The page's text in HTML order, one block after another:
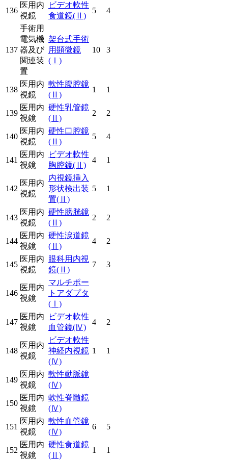
136
医用内
視鏡
ビデオ軟性
食道鏡(Ⅱ)
5 4
137
手術用
電気機
器及び
関連装
置
架台式手術
用顕微鏡
(Ⅰ)
10 3
138
医用内
視鏡
軟性腹腔鏡
(Ⅱ)
1 1
139
医用内
視鏡
硬性乳管鏡
(Ⅱ)
2 2
140
医用内
視鏡
硬性口腔鏡
(Ⅱ)
5 4
141
医用内
視鏡
ビデオ軟性
胸腔鏡(Ⅱ)
4 1
142
医用内
視鏡
内視鏡挿入
形状検出装
置(Ⅱ)
5 1
143
医用内
視鏡
硬性膀胱鏡
(Ⅱ)
2 2
144
医用内
視鏡
硬性涙道鏡
(Ⅱ)
4 2
145
医用内
視鏡
眼科用内視
鏡(Ⅱ)
7 3
146
医用内
視鏡
マルチポー
トアダプタ
(Ⅰ)
147
医用内
視鏡
ビデオ軟性
血管鏡(Ⅳ)
4 2
148
医用内
視鏡
ビデオ軟性
神経内視鏡
(Ⅳ)
1 1
149
医用内
視鏡
軟性動脈鏡
(Ⅳ)
150
医用内
視鏡
軟性脊髄鏡
(Ⅳ)
151
医用内
視鏡
軟性血管鏡
(Ⅳ)
6 5
152
医用内
視鏡
硬性食道鏡
(Ⅱ)
1 1